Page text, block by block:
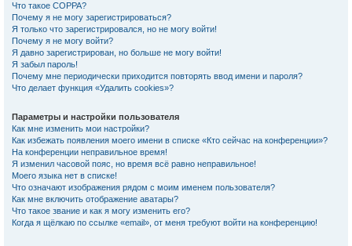
Что такое COPPA?
Почему я не могу зарегистрироваться?
Я только что зарегистрировался, но не могу войти!
Почему я не могу войти?
Я давно зарегистрирован, но больше не могу войти!
Я забыл пароль!
Почему мне периодически приходится повторять ввод имени и пароля?
Что делает функция «Удалить cookies»?
Параметры и настройки пользователя
Как мне изменить мои настройки?
Как избежать появления моего имени в списке «Кто сейчас на конференции»?
На конференции неправильное время!
Я изменил часовой пояс, но время всё равно неправильное!
Моего языка нет в списке!
Что означают изображения рядом с моим именем пользователя?
Как мне включить отображение аватары?
Что такое звание и как я могу изменить его?
Когда я щёлкаю по ссылке «email», от меня требуют войти на конференцию!